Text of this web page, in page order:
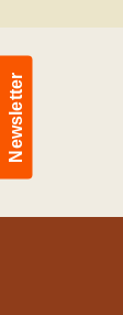
Newsletter